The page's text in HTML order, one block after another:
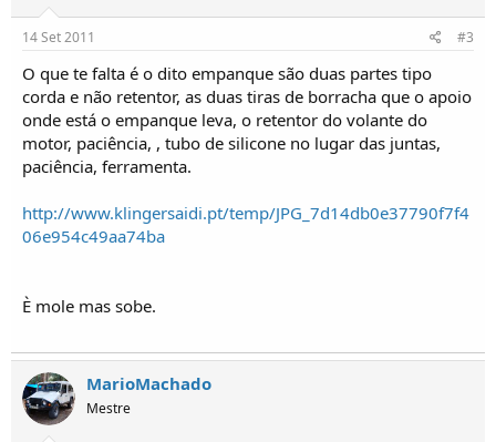
14 Set 2011 #3
O que te falta é o dito empanque são duas partes tipo
corda e não retentor, as duas tiras de borracha que o apoio
onde está o empanque leva, o retentor do volante do
motor, paciência, , tubo de silicone no lugar das juntas,
paciência, ferramenta.
http://www.klingersaidi.pt/temp/JPG_7d14db0e37790f7f4
06e954c49aa74ba
È mole mas sobe.
MarioMachado
Mestre